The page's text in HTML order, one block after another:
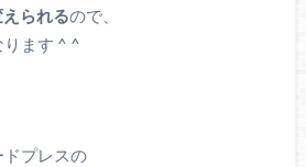
られるので、
ります ^ ^
プレスの